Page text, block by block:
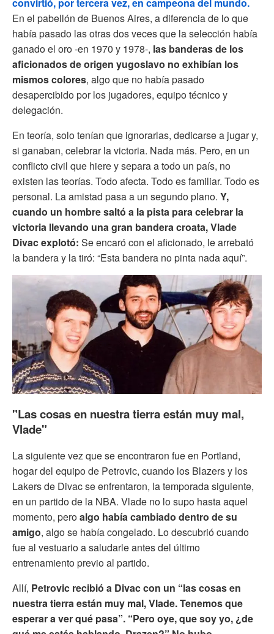
En el pabellón de Buenos Aires, a diferencia de lo que
había pasado las otras dos veces que la selección había
ganado el oro -en 1970 y 1978-, las banderas de los
aficionados de origen yugoslavo no exhibían los
mismos colores, algo que no había pasado
desapercibido por los jugadores, equipo técnico y
delegación.
En teoría, solo tenían que ignorarlas, dedicarse a jugar y,
si ganaban, celebrar la victoria. Nada más. Pero, en un
conflicto civil que hiere y separa a todo un país, no
existen las teorías. Todo afecta. Todo es familiar. Todo es
personal. La amistad pasa a un segundo plano. Y,
cuando un hombre saltó a la pista para celebrar la
victoria llevando una gran bandera croata, Vlade
Divac explotó: Se encaró con el aficionado, le arrebató
la bandera y la tiró: “Esta bandera no pinta nada aquí”.
"Las cosas en nuestra tierra están muy mal,
Vlade"
La siguiente vez que se encontraron fue en Portland,
hogar del equipo de Petrovic, cuando los Blazers y los
Lakers de Divac se enfrentaron, la temporada siguiente,
en un partido de la NBA. Vlade no lo supo hasta aquel
momento, peroalgo había cambiado dentro de su
amigo, algo se había congelado. Lo descubrió cuando
fue al vestuario a saludarle antes del último
entrenamiento previo al partido.
Allí, Petrovic recibió a Divac con un “las cosas en
nuestra tierra están muy mal, Vlade. Tenemos que
esperar a ver qué pasa”. “Pero oye, que soy yo, ¿de